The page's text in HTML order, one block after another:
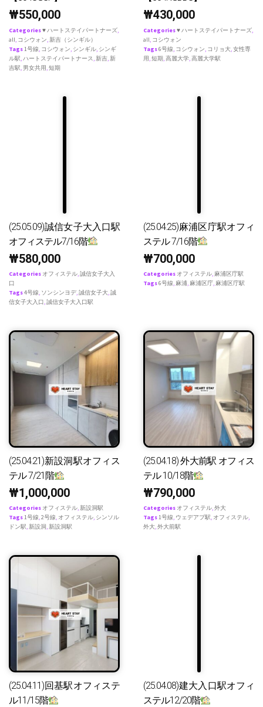
₩550,000
Categories♥ ハートステイパートナーズ,
all, コシウォン,新吉（シンギル）
Tags1号線, コシウォン, シンギル, シンギ
ル駅,ハートステイパートナース,新吉,新
吉駅, 男女共用,短期
₩430,000
Categories♥ ハートステイパートナーズ,
all, コシウォン
Tags6号線, コシウォン, コリョ大,女性専
用,短期,高麗大学,高麗大学駅
(25.05.09)誠信女子大入口駅
オフィステル7/16階
₩580,000
Categories オフィステル,誠信女子大入
口
Tags4号線, ソンシンヨデ,誠信女子大,誠
信女子大入口,誠信女子大入口駅
(25.04.25)麻浦区庁駅オフィ
ステル 7/16階
₩700,000
Categories オフィステル, 麻浦区庁駅
Tags6号線, 麻浦, 麻浦区庁, 麻浦区庁駅
(25.04.21)新設洞駅オフィス
テル 7/21階
₩1,000,000
Categories オフィステル,新設洞駅
Tags1号線,2号線, オフィステル, シンソル
ドン駅,新設洞 ,新設洞駅
(25.04.18) 外大前駅 オフィス
テル 10/18階
₩790,000
Categories オフィステル,外大
Tags1号線, ウェデアプ駅, オフィステル,
外大,外大前駅
(25.04.11)回基駅オフィステ
ル11/15階
(25.04.08)建大入口駅オフィ
ステル12/20階